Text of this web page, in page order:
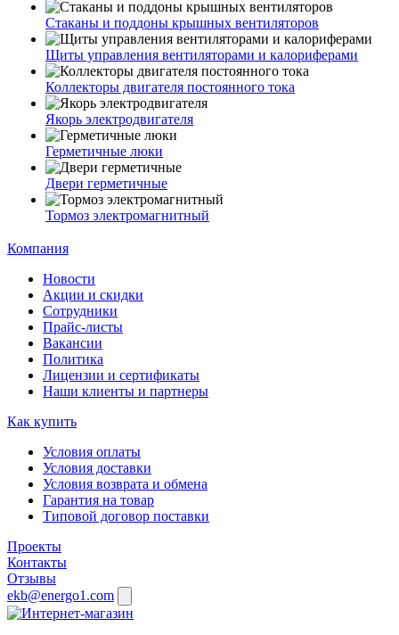
Стаканы и поддоны крышных вентиляторов
Щиты управления вентиляторами и калориферами
Коллекторы двигателя постоянного тока
Якорь электродвигателя
Герметичные люки
Двери герметичные
Тормоз электромагнитный
Компания
Новости
Акции и скидки
Сотрудники
Прайс-листы
Вакансии
Политика
Лицензии и сертификаты
Наши клиенты и партнеры
Как купить
Условия оплаты
Условия доставки
Условия возврата и обмена
Гарантия на товар
Типовой договор поставки
Проекты
Контакты
Отзывы
ekb@energo1.com